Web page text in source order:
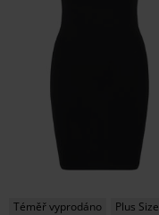
Téměř vyprodáno Plus Size